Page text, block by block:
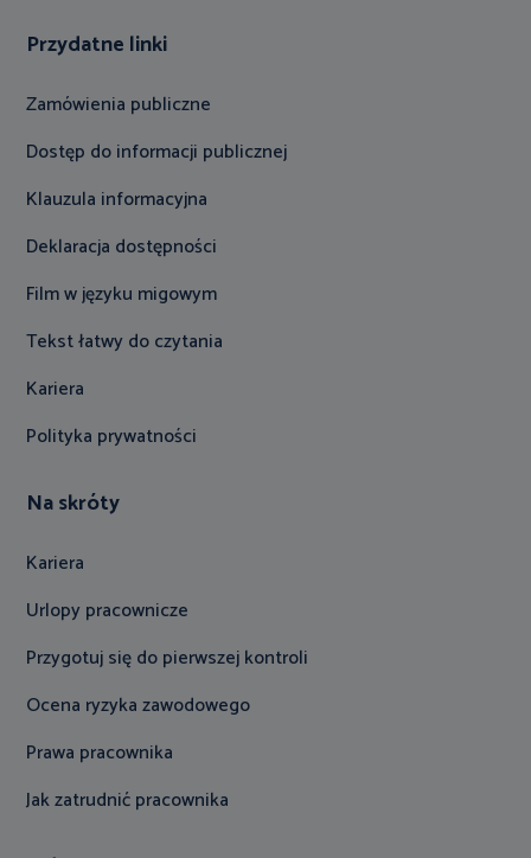
Przydatne linki
Zamówienia publiczne
Dostęp do informacji publicznej
Klauzula informacyjna
Deklaracja dostępności
Film w języku migowym
Tekst łatwy do czytania
Kariera
Polityka prywatności
Na skróty
Kariera
Urlopy pracownicze
Przygotuj się do pierwszej kontroli
Ocena ryzyka zawodowego
Prawa pracownika
Jak zatrudnić pracownika